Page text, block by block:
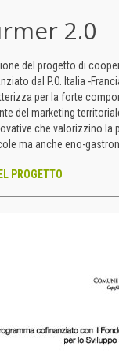
2.0
del progetto di
dal P.O. Italia -
per la forte
del marketing
che valorizzino la
ma anche eno-
PROGETTO